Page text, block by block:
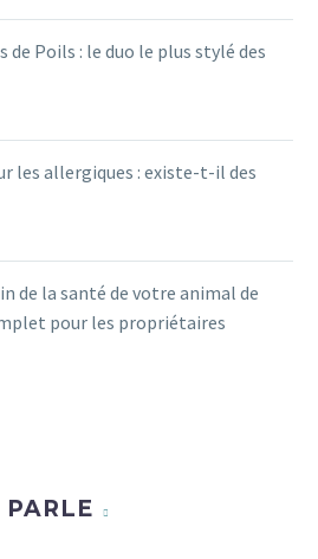
de Poils : le duo le plus stylé des
les allergiques : existe-t-il des
de la santé de votre animal de
pour les propriétaires
PARLE